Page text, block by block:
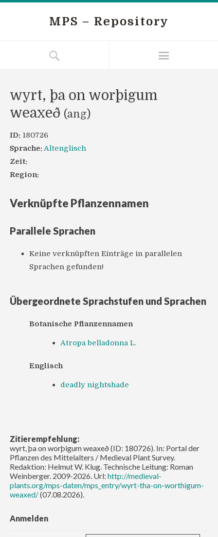
MPS – Repository
wyrt, þa on worþigum
weaxeð (ang)
ID: 180726
Sprache: Altenglisch
Zeit:
Region:
Verknüpfte Pflanzennamen
Parallele Sprachen
Keine verknüpften Einträge in parallelen
Sprachen gefunden!
Übergeordnete Sprachstufen und Sprachen
Botanische Pflanzennamen
Atropa belladonna L.
Englisch
deadly nightshade
Zitierempfehlung:
wyrt, þa on worþigum weaxeð (ID: 180726). In: Portal der
Pflanzen des Mittelalters / Medieval Plant Survey.
Redaktion: Helmut W. Klug. Technische Leitung: Roman
Weinberger. 2009-2026. Url: http://medieval-
plants.org/mps-daten/mps_entry/wyrt-tha-on-worthigum-
weaxed/(07.08.2026).
Anmelden